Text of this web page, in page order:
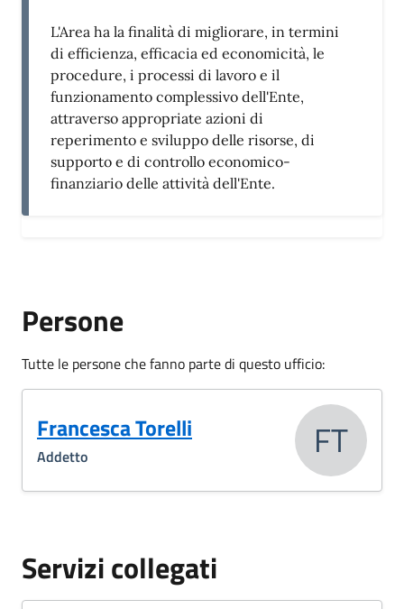
L'Area ha la finalità di migliorare, in termini
di efficienza, efficacia ed economicità, le
procedure, i processi di lavoro e il
funzionamento complessivo dell'Ente,
attraverso appropriate azioni di
reperimento e sviluppo delle risorse, di
supporto e di controllo economico-
finanziario delle attività dell'Ente.
Persone
Tutte le persone che fanno parte di questo ufficio:
Francesca Torelli
Addetto FT
Servizi collegati